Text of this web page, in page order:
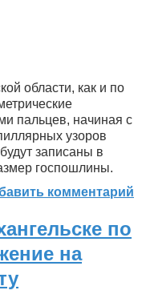
области, как и по
пальцев, начиная с
узоров
записаны в
госпошлины.
комментарий
по
на